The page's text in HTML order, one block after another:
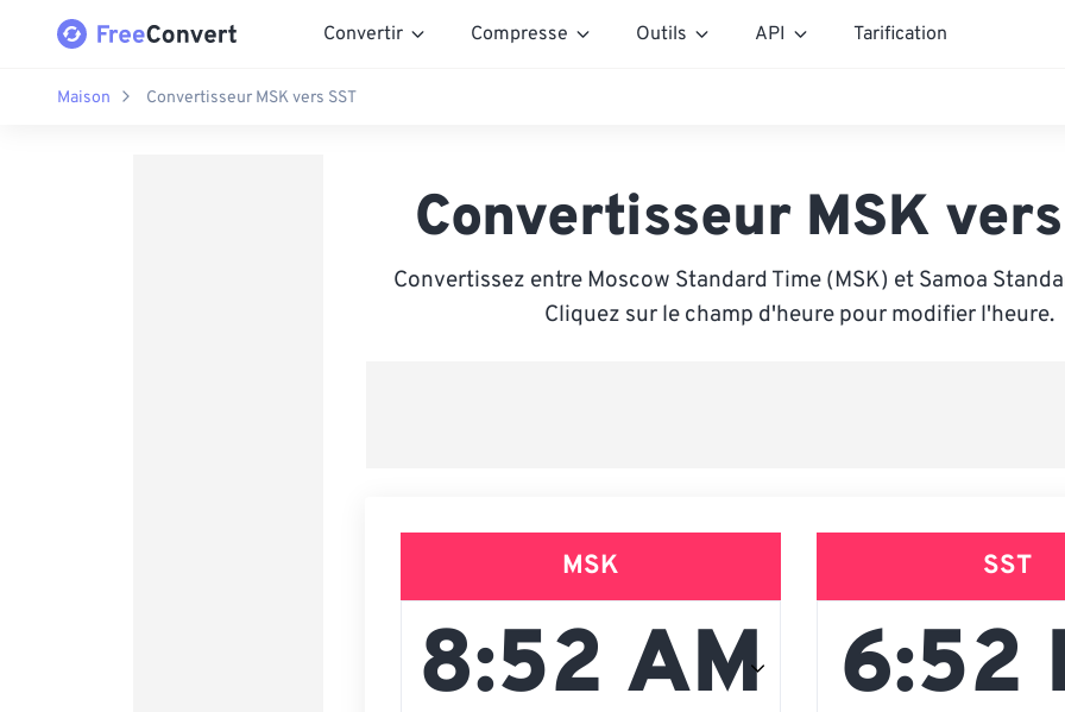
Convertir Compresse Outils API Tarification
Maison Convertisseur MSK vers SST
Convertisseur MSK
Convertissez entre Moscow Standard Time (MSK) et Samoa
Cliquez sur le champ d'heure pour modifier l'heure.
MSK SST